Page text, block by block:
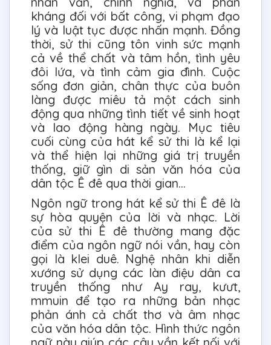
kháng đối với bất công, vi phạm đạo
lý và luật tục được nhấn mạnh. Đồng
thời, sử thi cũng tôn vinh sức mạnh
cả về thể chất và tâm hồn, tình yêu
đôi lứa, và tình cảm gia đình. Cuộc
sống đơn giản, chân thực của buôn
làng được miêu tả một cách sinh
động qua những tình tiết về sinh hoạt
và lao động hàng ngày. Mục tiêu
cuối cùng của hát kể sử thi là kể lại
và thể hiện lại những giá trị truyền
thống, giữ gìn di sản văn hóa của
dân tộc Ê đê qua thời gian…
Ngôn ngữ trong hát kể sử thi Ê đê là
sự hòa quyện của lời và nhạc. Lời
của sử thi Ê đê thường mang đặc
điểm của ngôn ngữ nói vần, hay còn
gọi là klei duê. Nghệ nhân khi diễn
xướng sử dụng các làn điệu dân ca
truyền thống như Ay ray, kưưt,
mmuin để tạo ra những bản nhạc
phản ánh cả chất thơ và âm nhạc
của văn hóa dân tộc. Hình thức ngôn